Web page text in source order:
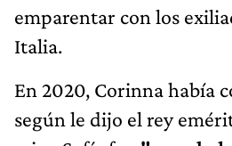
emparentar con los
Italia.
En 2020, Corinna había
según le dijo el rey